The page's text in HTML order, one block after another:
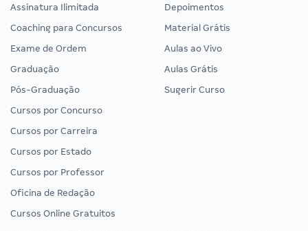
Assinatura Ilimitada
Coaching para Concursos
Exame de Ordem
Graduação
Pós-Graduação
Cursos por Concurso
Cursos por Carreira
Cursos por Estado
Cursos por Professor
Oficina de Redação
Cursos Online Gratuitos
Depoimentos
Material Grátis
Aulas ao Vivo
Aulas Grátis
Sugerir Curso